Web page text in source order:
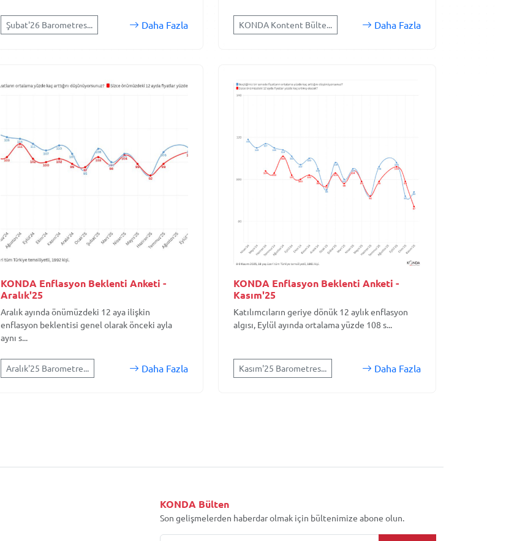
Şubat'26 Barometres... Daha Fazla KONDA Kontent Bülte... Daha Fazla
KONDA Enflasyon Beklenti Anketi -
Aralık'25
Aralık ayında önümüzdeki 12 aya ilişkin
enflasyon beklentisi genel olarak önceki ayla
aynı s...
Aralık'25 Barometre... Daha Fazla
KONDA Enflasyon Beklenti Anketi -
Kasım'25
Katılımcıların geriye dönük 12 aylık enflasyon
algısı, Eylül ayında ortalama yüzde 108 s...
Kasım'25 Barometres... Daha Fazla
KONDA Bülten
Son gelişmelerden haberdar olmak için bültenimize abone olun.